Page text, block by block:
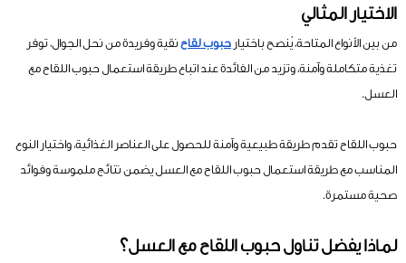
الاختيار المثالي
من بين الأنواع المتاحة، يُنصح باختيار حبوب لقاح نقية وفريدة من نحل الجوال، توفر
تغذية متكاملة وآمنة، وتزيد من الفائدة عند اتباع طريقة استعمال حبوب اللقاح مع
العسل.
حبوب اللقاح تقدم طريقة طبيعية وآمنة للحصول على العناصر الغذائية، واختيار النوع
المناسب مع طريقة استعمال حبوب اللقاح مع العسل يضمن نتائج ملموسة وفوائد
صحية مستمرة.
لماذا يفضل تناول حبوب اللقاح مع العسل؟